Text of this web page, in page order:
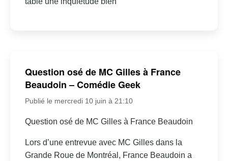
Question osé de MC Gilles à France
Beaudoin – Comédie Geek
Publié le mercredi 10 juin à 21:10
Question osé de MC Gilles à France Beaudoin
Lors d’une entrevue avec MC Gilles dans la
Grande Roue de Montréal, France Beaudoin a